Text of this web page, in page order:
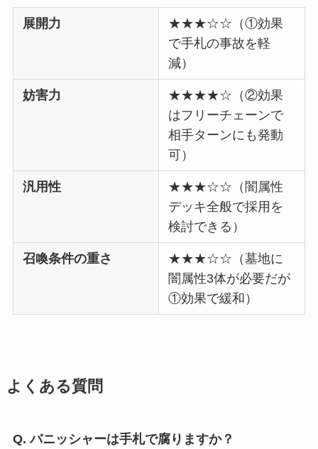
展開力
★★★☆☆（①効果
で手札の事故を軽
減）
妨害力
★★★★☆（②効果
はフリーチェーンで
相手ターンにも発動
可）
汎用性
★★★☆☆（闇属性
デッキ全般で採用を
検討できる）
召喚条件の重さ
★★★☆☆（墓地に
闇属性3体が必要だが
①効果で緩和）
よくある質問
Q. バニッシャーは手札で腐りますか？